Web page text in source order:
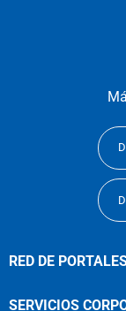
RED DE
SERVICIOS